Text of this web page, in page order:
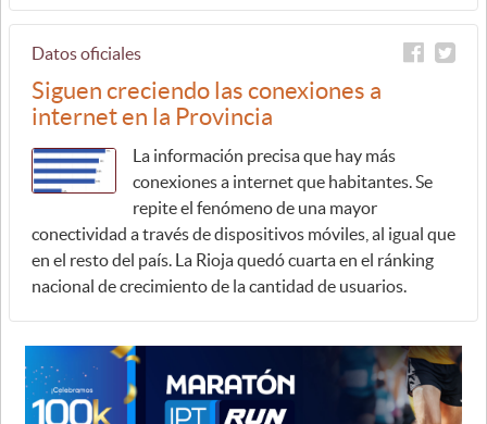
Datos oficiales
Siguen creciendo las conexiones a
internet en la Provincia
La información precisa que hay más
conexiones a internet que habitantes. Se
repite el fenómeno de una mayor
conectividad a través de dispositivos móviles, al igual que
en el resto del país. La Rioja quedó cuarta en el ránking
nacional de crecimiento de la cantidad de usuarios.